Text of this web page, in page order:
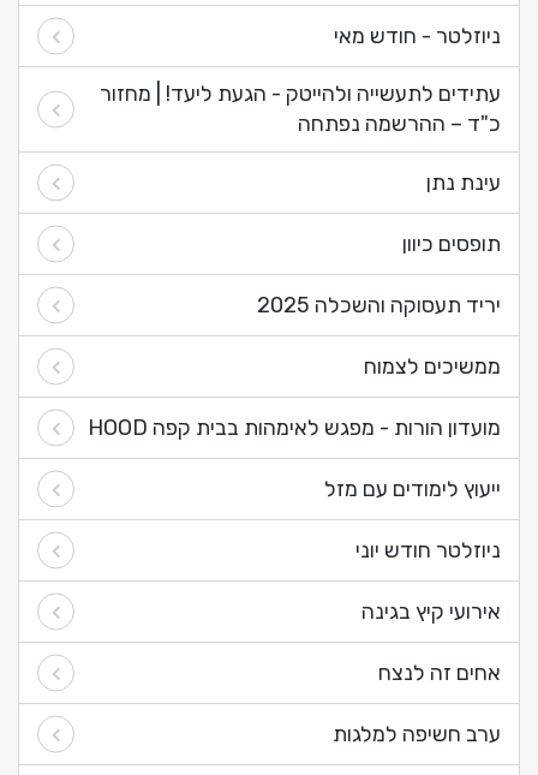
ניוזלטר - חודש מאי
עתידים לתעשייה ולהייטק - הגעת ליעד! | מחזור
כ"ד – ההרשמה נפתחה
עינת נתן
תופסים כיוון
יריד תעסוקה והשכלה 2025
ממשיכים לצמוח
מועדון הורות - מפגש לאימהות בבית קפה HOOD
ייעוץ לימודים עם מזל
ניוזלטר חודש יוני
אירועי קיץ בגינה
אחים זה לנצח
ערב חשיפה למלגות